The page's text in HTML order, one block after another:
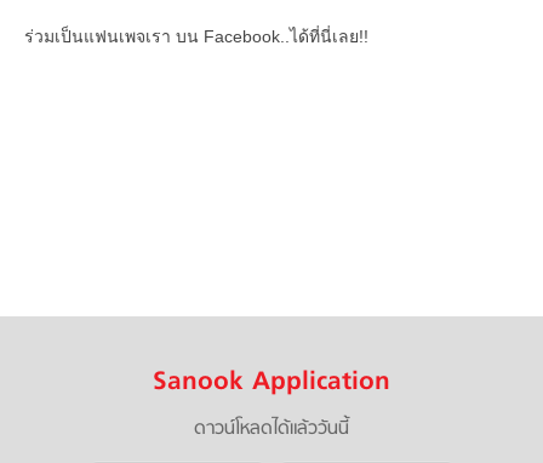
ร่วมเป็นแฟนเพจเรา บน Facebook..ได้ที่นี่เลย!!
Sanook Application
ดาวน์โหลดได้แล้ววันนี้